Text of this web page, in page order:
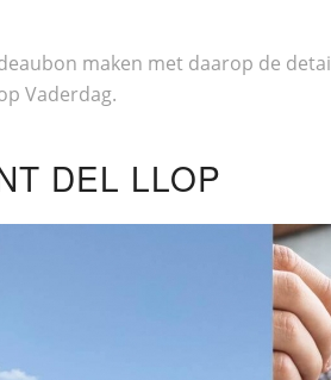
maken met daarop de
Vaderdag.
DEL LLOP